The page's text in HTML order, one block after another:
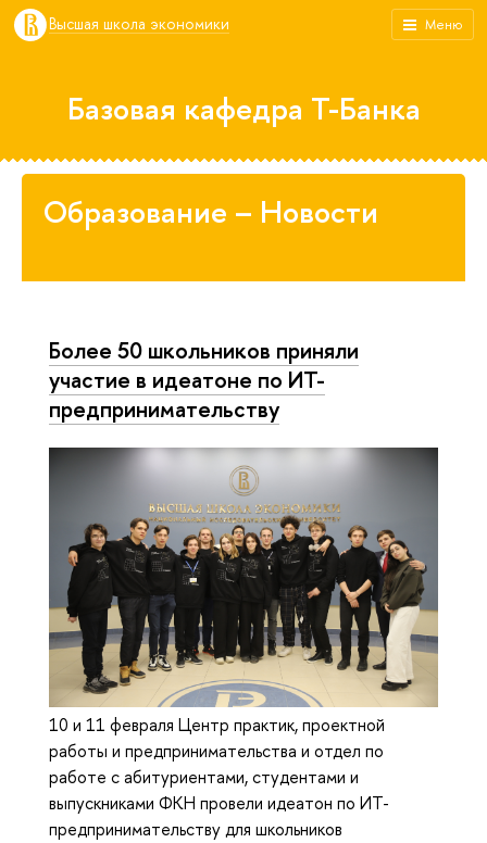
Меню
Высшая школа экономики
Базовая кафедра Т-Банка
Образование – Новости
Более 50 школьников приняли
участие в идеатоне по ИТ-
предпринимательству
10 и 11 февраля Центр практик, проектной
работы и предпринимательства и отдел по
работе с абитуриентами, студентами и
выпускниками ФКН провели идеатон по ИТ-
предпринимательству для школьников